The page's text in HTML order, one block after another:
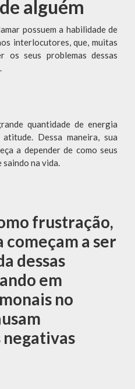
alguém
possuem a habilidade de
interlocutores, que, muitas
os seus problemas dessas
quantidade de energia
Dessa maneira, sua
a depender de como seus
saindo na vida.
frustração,
a ser
dessas
em
no
negativas